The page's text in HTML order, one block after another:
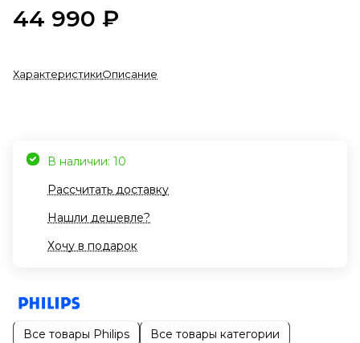
44 990 ₽
ХарактеристикиОписание
В наличии: 10
Рассчитать доставку
Нашли дешевле?
Хочу в подарок
Все товары Philips Все товары категории